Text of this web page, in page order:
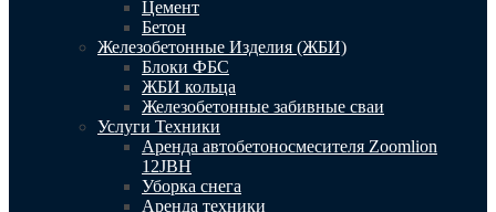
Цемент
Бетон
Железобетонные Изделия (ЖБИ)
Блоки ФБС
ЖБИ кольца
Железобетонные забивные сваи
Услуги Техники
Аренда автобетоносмесителя Zoomlion
12JBH
Уборка снега
Аренда техники